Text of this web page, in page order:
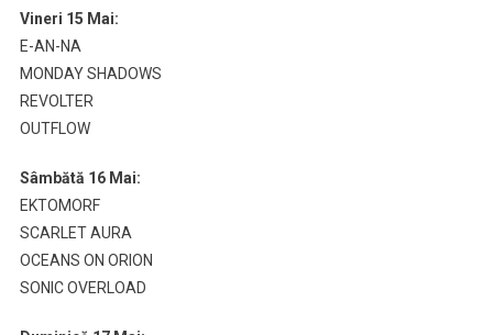
Vineri 15 Mai:
E-AN-NA
MONDAY SHADOWS
REVOLTER
OUTFLOW
Sâmbătă 16 Mai:
EKTOMORF
SCARLET AURA
OCEANS ON ORION
SONIC OVERLOAD